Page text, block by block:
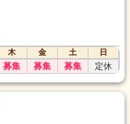
木 金 土
日
募集 募集 募集 定休